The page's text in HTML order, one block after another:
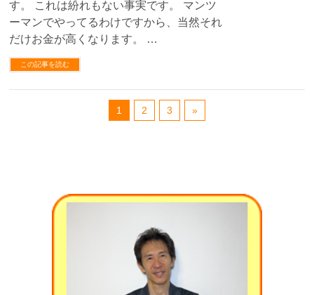
す。 これは紛れもない事実です。 マンツ
ーマンでやってるわけですから、当然それ
だけお金が高くなります。 …
この記事を読む
1 2 3 »